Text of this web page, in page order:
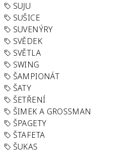
SUJU
SUŠICE
SUVENÝRY
SVĚDEK
SVĚTLA
SWING
ŠAMPIONÁT
ŠATY
ŠETŘENÍ
ŠIMEK A GROSSMAN
ŠPAGETY
ŠTAFETA
ŠUKAS